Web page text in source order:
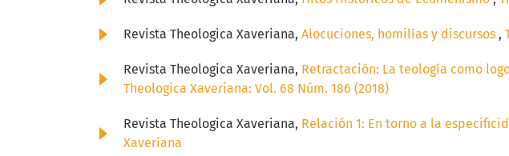
Revista Theologica Xaveriana, Alocuciones, homilías y discursos ,
Revista Theologica Xaveriana, Retractación: La teología como
Theologica Xaveriana: Vol. 68 Núm. 186 (2018)
Revista Theologica Xaveriana, Relación 1: En torno a la
Xaveriana